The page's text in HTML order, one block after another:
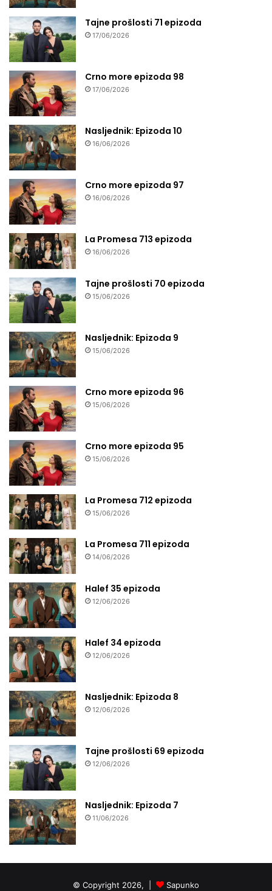
Tajne prošlosti 71 epizoda
17/06/2026
Crno more epizoda 98
17/06/2026
Nasljednik: Epizoda 10
16/06/2026
Crno more epizoda 97
16/06/2026
La Promesa 713 epizoda
16/06/2026
Tajne prošlosti 70 epizoda
15/06/2026
Nasljednik: Epizoda 9
15/06/2026
Crno more epizoda 96
15/06/2026
Crno more epizoda 95
15/06/2026
La Promesa 712 epizoda
15/06/2026
La Promesa 711 epizoda
14/06/2026
Halef 35 epizoda
12/06/2026
Halef 34 epizoda
12/06/2026
Nasljednik: Epizoda 8
12/06/2026
Tajne prošlosti 69 epizoda
12/06/2026
Nasljednik: Epizoda 7
11/06/2026
© Copyright 2026, | Sapunko